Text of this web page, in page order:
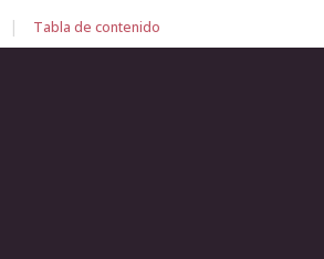
| Tabla de contenido